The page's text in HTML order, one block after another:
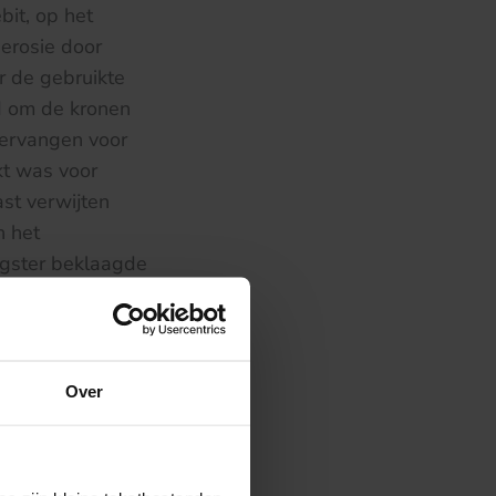
Over
op het
door
de gebruikte
de kronen
voor
was voor
verwijten
het
beklaagde
de
door